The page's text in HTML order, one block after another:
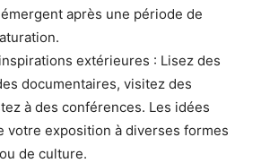
après une période de
extérieures : Lisez des
documentaires, visitez des
à des conférences. Les idées
votre exposition à diverses formes
de culture.